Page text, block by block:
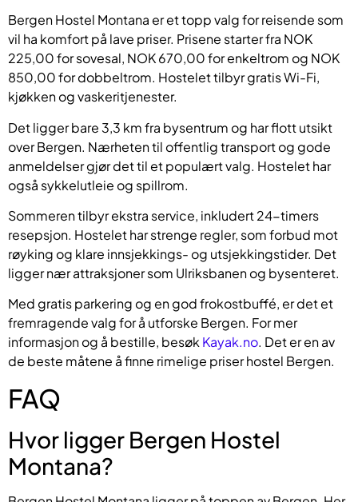
Bergen Hostel Montana er et topp valg for reisende som
vil ha komfort på lave priser. Prisene starter fra NOK
225,00 for sovesal, NOK 670,00 for enkeltrom og NOK
850,00 for dobbeltrom. Hostelet tilbyr gratis Wi-Fi,
kjøkken og vaskeritjenester.
Det ligger bare 3,3 km fra bysentrum og har flott utsikt
over Bergen. Nærheten til offentlig transport og gode
anmeldelser gjør det til et populært valg. Hostelet har
også sykkelutleie og spillrom.
Sommeren tilbyr ekstra service, inkludert 24-timers
resepsjon. Hostelet har strenge regler, som forbud mot
røyking og klare innsjekkings- og utsjekkingstider. Det
ligger nær attraksjoner som Ulriksbanen og bysenteret.
Med gratis parkering og en god frokostbuffé, er det et
fremragende valg for å utforske Bergen. For mer
informasjon og å bestille, besøkKayak.no. Det er en av
de beste måtene å finne rimelige priser hostel Bergen.
FAQ
Hvor ligger Bergen Hostel
Montana?